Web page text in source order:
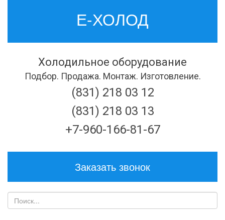
Е-ХОЛОД
Холодильное оборудование
Подбор. Продажа. Монтаж. Изготовление.
(831) 218 03 12
(831) 218 03 13
+7-960-166-81-67
Заказать звонок